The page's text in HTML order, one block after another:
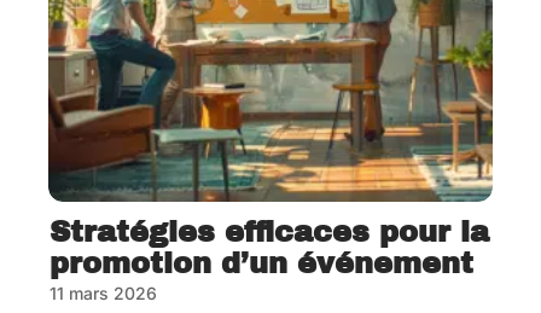
Stratégies efficaces pour la
promotion d’un événement
11 mars 2026